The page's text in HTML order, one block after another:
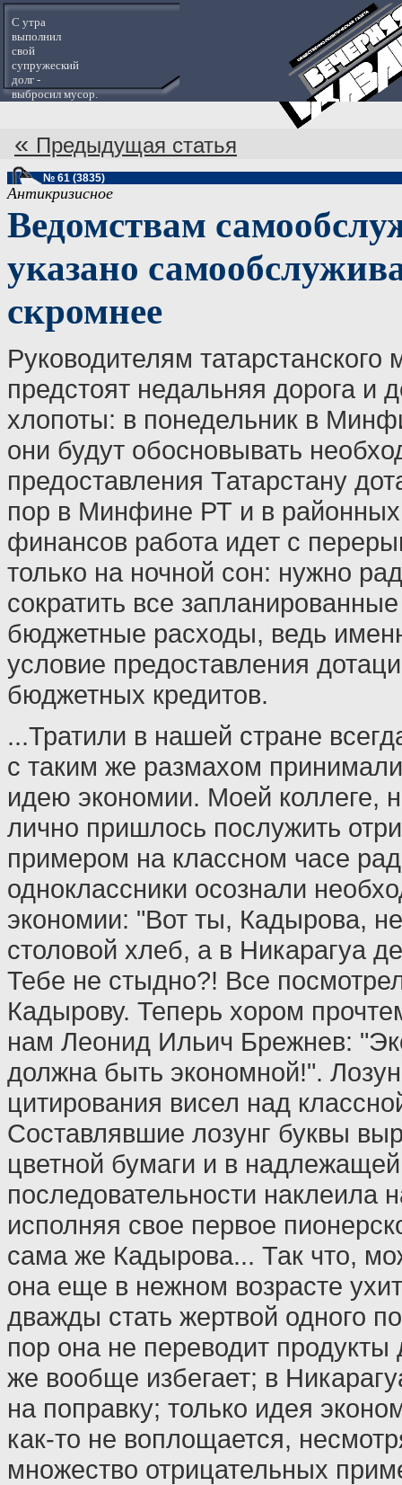
С утра
выполнил
свой
супружеский
долг -
выбросил мусор.
« Предыдущая статья
№ 61 (3835)
Антикризисное
Ведомствам
указано
скромнее
Руководителям
предстоят недальняя дорога и
хлопоты: в понедельник в
они будут обосновывать
предоставления Татарстану
пор в Минфине РТ и в
финансов работа идет с
только на ночной сон: нужно
сократить все запланированные
бюджетные расходы, ведь
условие предоставления
бюджетных кредитов.
...Тратили в нашей стране
с таким же размахом
идею экономии. Моей коллеге,
лично пришлось послужить
примером на классном часе
одноклассники осознали
экономии: "Вот ты, Кадырова,
столовой хлеб, а в Никарагуа
Тебе не стыдно?! Все
Кадырову. Теперь хором
нам Леонид Ильич Брежнев:
должна быть экономной!".
цитирования висел над
Составлявшие лозунг буквы
цветной бумаги и в надлежащей
последовательности наклеила
исполняя свое первое
сама же Кадырова... Так что,
она еще в нежном возрасте
дважды стать жертвой одного
пор она не переводит
же вообще избегает; в
на поправку; только идея
как-то не воплощается,
множество отрицательных